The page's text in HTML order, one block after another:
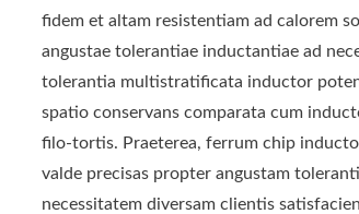
fidem et altam resistentiam ad calorem
angustae tolerantiae inductantiae ad
tolerantia multistratificata inductor
spatio conservans comparata cum
filo-tortis. Praeterea, ferrum chip
valde precisas propter angustam
necessitatem diversam clientis